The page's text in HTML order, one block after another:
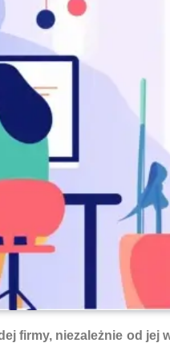
firmy, niezależnie od jej